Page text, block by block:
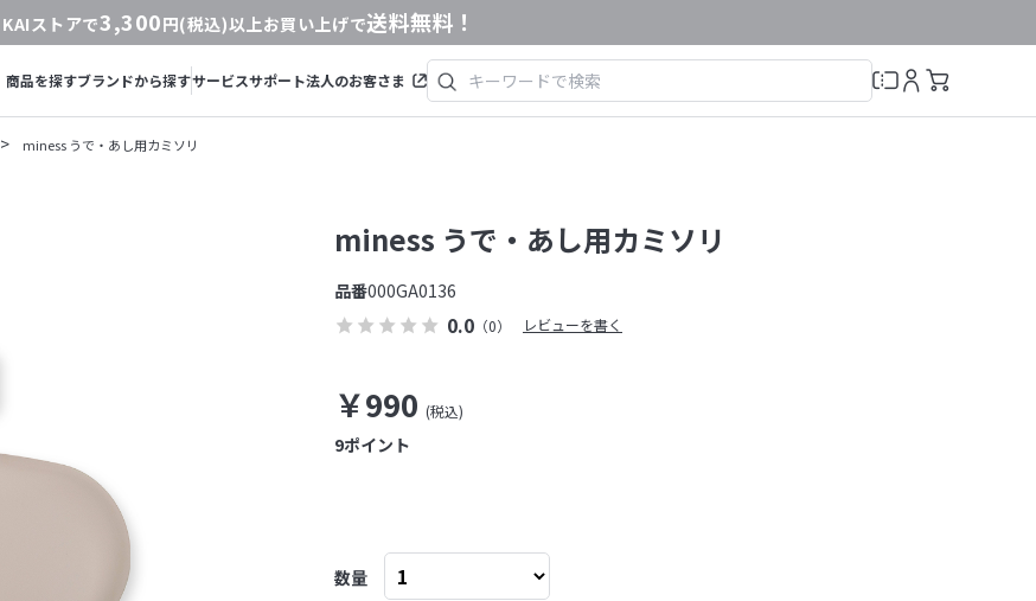
KAIストアで3,300円(税込)以上お買い上げで送料無料！
商品を探すブランドから探すサービスサポート法人のお客さま
> miness うで・あし用カミソリ
0.0 （0） レビューを書く
miness うで・あし用カミソリ
￥990
品番000GA0136
ポイント
9
数量